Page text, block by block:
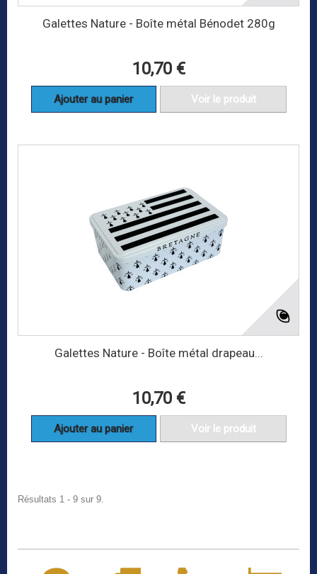
Galettes Nature - Boîte métal Bénodet 280g
10,70 €
Ajouter au panier Voir le produit
Galettes Nature - Boîte métal drapeau...
10,70 €
Ajouter au panier Voir le produit
Résultats 1 - 9 sur 9.